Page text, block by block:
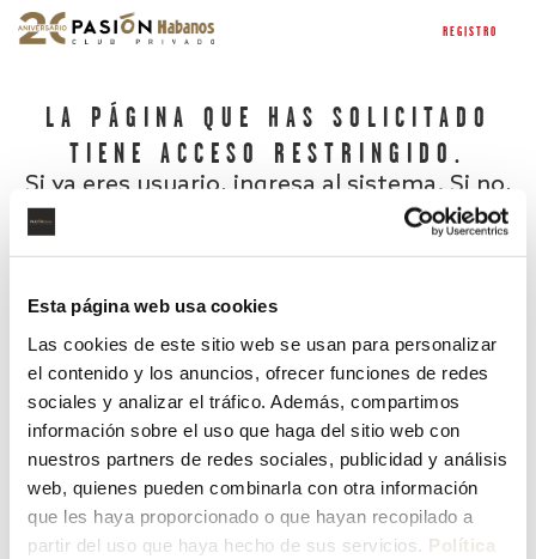
Esta página web usa cookies
Las cookies de este sitio web se usan para personalizar
el contenido y los anuncios, ofrecer funciones de redes
sociales y analizar el tráfico. Además, compartimos
información sobre el uso que haga del sitio web con
nuestros partners de redes sociales, publicidad y análisis
web, quienes pueden combinarla con otra información
que les haya proporcionado o que hayan recopilado a
partir del uso que haya hecho de sus servicios. Política
REGISTRO
LA PÁGINA QUE HAS SOLICITADO
TIENE ACCESO RESTRINGIDO.
Si ya eres usuario, ingresa al sistema. Si no,
¿Has olvidado tu contraseña?